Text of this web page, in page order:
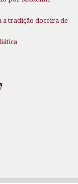
a tradição doceira de